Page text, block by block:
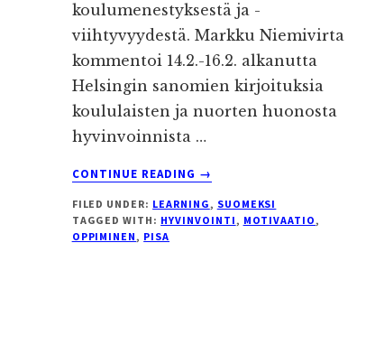
koulumenestyksestä ja -
viihtyvyydestä. Markku Niemivirta
kommentoi 14.2.-16.2. alkanutta
Helsingin sanomien kirjoituksia
koululaisten ja nuorten huonosta
hyvinvoinnista …
CONTINUE READING
ABOUT
ARKEA
PISA-
→
FILED UNDER: LEARNING, SUOMEKSI
TAGGED WITH: HYVINVOINTI, MOTIVAATIO,
OPPIMINEN, PISA